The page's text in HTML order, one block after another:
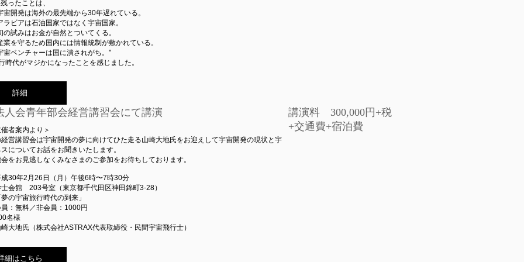
ったことは、
宙開発は海外の最先端から30年遅れている。
ラビアは石油国家ではなく宇宙国家。
の試みはお金が自然とついてくる。
業を守るため国内には情報統制が敷かれている。
宙ベンチャーは国に潰されがち。"
時代がマジかになったことを感じました。
詳細
人会青年部会経営講習会にて講演
者案内より＞
営講習会は宇宙開発の夢に向けてひた走る山崎大地氏をお迎えして宇宙開発の現状と宇
についてお話をお聞きいたします。
お見逃しなくみなさまのご参加をお待ちしております。
30年2月26日（月）午後6時〜7時30分
会館 203号室（東京都千代田区神田錦町3-28）
の宇宙旅行時代の到来」
：無料／非会員：1000円
名様
大地氏（株式会社ASTRAX代表取締役・民間宇宙飛行士）
細はこちら
講演料 300,000円+税
+交通費+宿泊費